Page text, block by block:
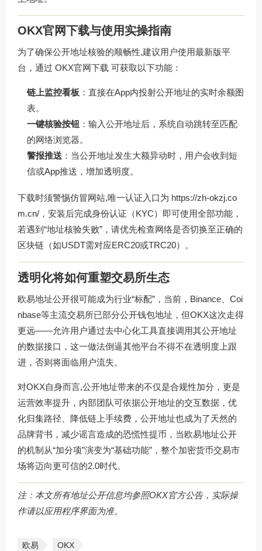
OKX官网下载与使用实操指南
为了确保公开地址核验的顺畅性,建议用户使用最新版平
台，通过 OKX官网下载 可获取以下功能：
链上监控看板 ：直接在App内投射公开地址的实时余额图
表。
一键核验按钮 ：输入公开地址后，系统自动跳转至匹配
的网络浏览器。
警报推送 ：当公开地址发生大额异动时，用户会收到短
信或App推送，增加透明度。
下载时须警惕仿冒网站,唯一认证入口为 https://zh-okzj.co
m.cn/ ，安装后完成身份认证（KYC）即可使用全部功能，
若遇到“地址核验失败”，请优先检查网络是否切换至正确的
区块链（如USDT需对应ERC20或TRC20）。
透明化将如何重塑交易所生态
欧易地址公开很可能成为行业“标配”，当前，Binance、Coi
nbase等主流交易所已部分公开钱包地址，但OKX这次走得
更远——允许用户通过去中心化工具直接调用其公开地址
的数据接口，这一做法倒逼其他平台不得不在透明度上跟
进，否则将面临用户流失。
对OKX自身而言,公开地址带来的不仅是合规性加分，更是
运营效率提升，内部团队可依据公开地址的交互数据，优
化归集路径、降低链上手续费，公开地址也成为了天然的
品牌背书，减少谣言造成的恐慌性提币，当欧易地址公开
的机制从“加分项”演变为“基础功能”，整个加密货币交易市
场将迈向更可信的2.0时代。
注：本文所有地址公开信息均参照OKX官方公告，实际操
作请以应用程序界面为准。
欧易 OKX